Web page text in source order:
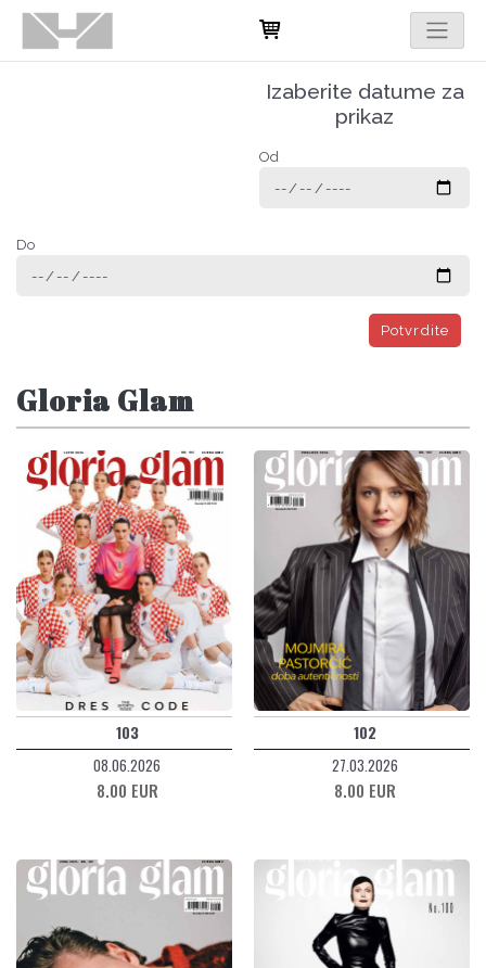
Izaberite datume za
prikaz
Od
Do
Potvrdite
Gloria Glam
103
08.06.2026
8.00 EUR
102
27.03.2026
8.00 EUR